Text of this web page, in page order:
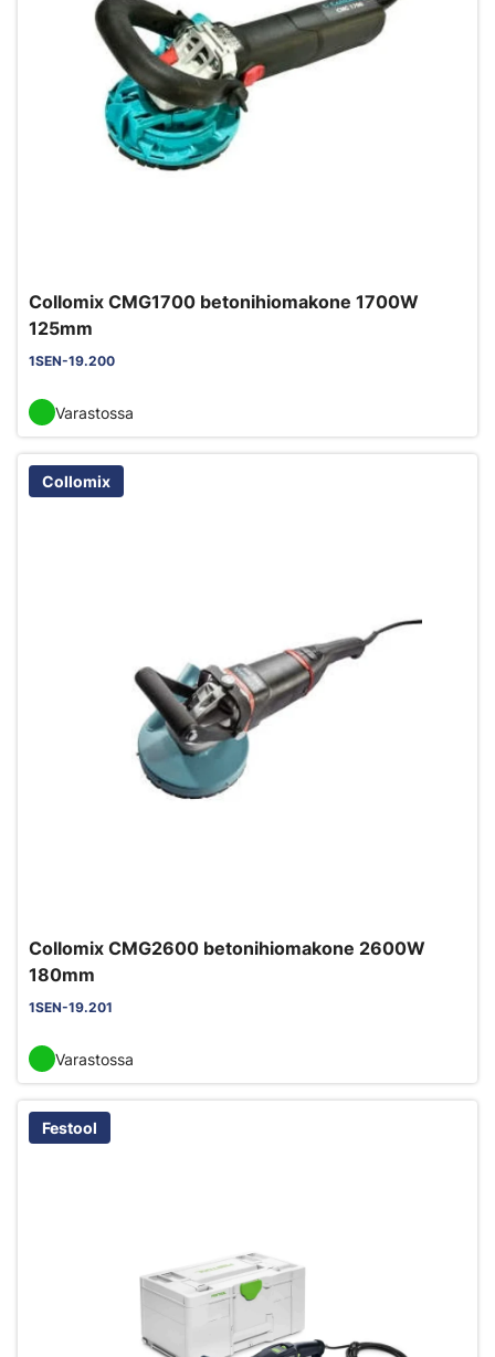
Collomix CMG1700 betonihiomakone 1700W
125mm
1SEN-19.200
Varastossa
Collomix
Collomix CMG2600 betonihiomakone 2600W
180mm
1SEN-19.201
Varastossa
Festool